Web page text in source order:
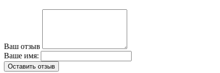
Ваш отзыв
Ваше имя:
Оставить отзыв